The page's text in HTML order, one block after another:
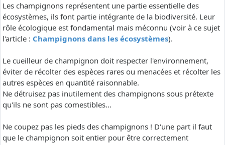
Les champignons représentent une partie essentielle des
écosystèmes, ils font partie intégrante de la biodiversité. Leur
rôle écologique est fondamental mais méconnu (voir à ce sujet
l'article : Champignons dans les écosystèmes).
Le cueilleur de champignon doit respecter l'environnement,
éviter de récolter des espèces rares ou menacées et récolter les
autres espèces en quantité raisonnable.
Ne détruisez pas inutilement des champignons sous prétexte
qu'ils ne sont pas comestibles...
Ne coupez pas les pieds des champignons ! D'une part il faut
que le champignon soit entier pour être correctement